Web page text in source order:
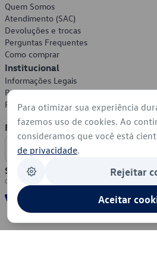
Quem Somos
Atendimento (SAC)
Devoluções e trocas
Perguntas Frequentes
Como comprar
Institucional
Informações Legais
Política de Privacidade
Política de Cookies
Formas de Pagamento
Segurança
Para otimizar sua experiência
fazemos uso de cookies. Ao
consideramos que você está
de privacidade.
Rejeitar
Aceitar